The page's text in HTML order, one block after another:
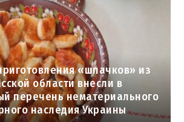
«шпачков» из
области внесли в
перечень нематериального
наследия Украины